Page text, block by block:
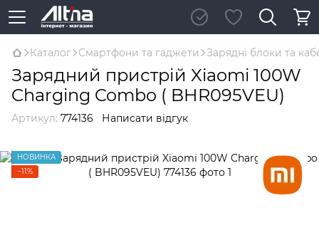
Каталог Смартфони та гаджети Зарядні блоки та
Зарядний пристрій Xiaomi 100W
Charging Combo ( BHR095VEU)
Артикул: 774136 Написати відгук
НОВИНКА
−11%